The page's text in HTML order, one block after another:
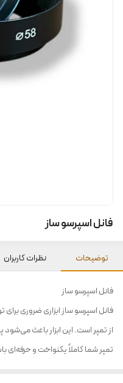
فانل اسپرسو ساز
توضیحات نظرات کاربران
فانل اسپرسو ساز
فانل اسپرسو ساز ابزاری ضروری
از تمپر است. این ابزار باعث
تمپر شما کاملاً یکنواخت و حرفه‌ای